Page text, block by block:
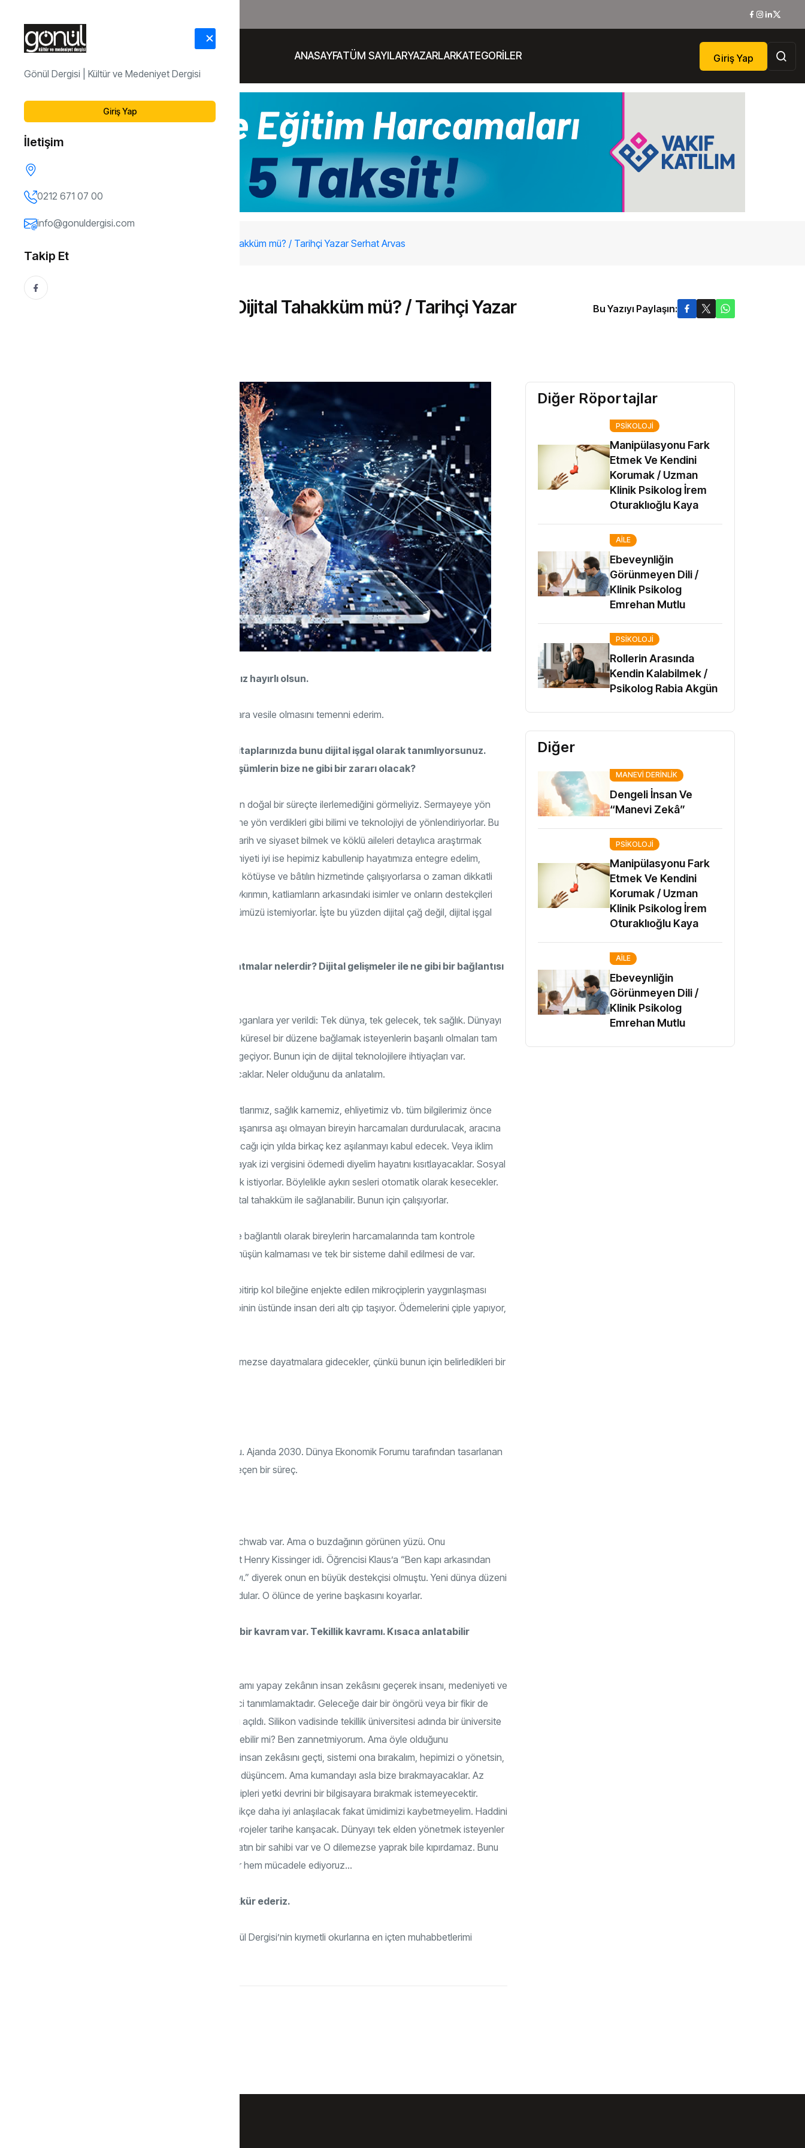
ANASAYFATÜM SAYILARYAZARLARKATEGORİLER
Giriş Yap
Gönül Dergisi | Kültür ve Medeniyet Dergisi
Giriş Yap
İletişim
0212 671 07 00
info@gonuldergisi.com
Takip Et
Dijital Dönüşüm mü? Dijital Tahakküm mü? / Tarihçi Yazar Serhat Arvas
Dijital Dönüşüm mü? Dijital Tahakküm mü? / Tarihçi Yazar
Bu Yazıyı Paylaşın:
Öncelikle hoş geldiniz ve yeni kitabınız hayırlı olsun.
Hoş bulduk. Çok teşekkür ederim. Hayırlara vesile olmasını temenni ederim.
Dijital bir dünya tasarlanıyor ve siz kitaplarınızda bunu dijital işgal olarak tanımlıyorsunuz.
Dünya genelinde yapılan dijital dönüşümlerin bize ne gibi bir zararı olacak?
Öncelikle bilimin ve teknolojik gelişmelerin doğal bir süreçte ilerlemediğini görmeliyiz. Sermayeye yön
verenler tıpkı medyaya ve sağlık sektörüne yön verdikleri gibi bilimi ve teknolojiyi de yönlendiriyorlar. Bu
gerçeği kabullenmek istemeyenler var. Tarih ve siyaset bilmek ve köklü aileleri detaylıca araştırmak
gerekiyor. Dijital dünyayı tasarlayanların niyeti iyi ise hepimiz kabullenip hayatımıza entegre edelim,
dayatmalara direnmeyelim. Ama niyetleri kötüyse ve bâtılın hizmetinde çalışıyorlarsa o zaman dikkatli
olmalıyız. Bugün yaşanan zulümlerin, soykırımın, katliamların arkasındaki isimler ve onların destekçileri
bizim sağlığımızı, güvenliğimizi, özgürlüğümüzü istemiyorlar. İşte bu yüzden dijital çağ değil, dijital işgal
Dayatmalardan bahsettiniz. Bu dayatmalar nelerdir? Dijital gelişmeler ile ne gibi bir bağlantısı
Uluslararası zirvelerde, son yıllarda şu sloganlara yer verildi: Tek dünya, tek gelecek, tek sağlık. Dünyayı
tek bir çatı altından yönetmek ve sistemi küresel bir düzene bağlamak isteyenlerin başarılı olmaları tam
kontrol mekanizmasına sahip olmaktan geçiyor. Bunun için de dijital teknolojilere ihtiyaçları var.
Kabullenmeyen insanlara bunları dayatacaklar. Neler olduğunu da anlatalım.
Dijital Kimlik: Nüfus cüzdanımız, kredi kartlarımız, sağlık karnemiz, ehliyetimiz vb. tüm bilgilerimiz önce
dijital kimlikte toplanacak. Bir pandemi yaşanırsa aşı olmayan bireyin harcamaları durdurulacak, aracına
binemeyecek, hayat şartları çok ağırlaşacağı için yılda birkaç kez aşılanmayı kabul edecek. Veya iklim
kanununa aykırı hareket ederek karbon ayak izi vergisini ödemedi diyelim hayatını kısıtlayacaklar. Sosyal
medya hesaplarını da bunlara dahil etmek istiyorlar. Böylelikle aykırı sesleri otomatik olarak kesecekler.
Tek dünya devleti sadece ve sadece dijital tahakküm ile sağlanabilir. Bunun için çalışıyorlar.
Nakit Paranın Kaldırılması: Anlattıklarım ile bağlantılı olarak bireylerin harcamalarında tam kontrole
gidilmesi, yastık altında para, altın ve gümüşün kalmaması ve tek bir sisteme dahil edilmesi de var.
Deri Altı Çipleme: Kart taşıma devrini de bitirip kol bileğine enjekte edilen mikroçiplerin yaygınlaşması
bekleniyor. Dünya genelinde şu an 200 binin üstünde insan deri altı çip taşıyor. Ödemelerini çiple yapıyor,
Tüm bunlar insanlar tarafından kabul edilmezse dayatmalara gidecekler, çünkü bunun için belirledikleri bir
2030. Çok kolay ulaşılabilecek bir bilgi bu. Ajanda 2030. Dünya Ekonomik Forumu tarafından tasarlanan
ve proje safhasından icraat safhasına geçen bir süreç.
Bu forumun kurucusu ve başkanı Klaus Schwab var. Ama o buzdağının görünen yüzü. Onu
yetiştirenlerden biri dünyaca ünlü siyonist Henry Kissinger idi. Öğrencisi Klaus’a “Ben kapı arkasından
ABD’yi yöneteceğim, sen ise tüm dünyayı.” diyerek onun en büyük destekçisi olmuştu. Yeni dünya düzeni
kurmak isteyen güçler vitrine Klaus’u koydular. O ölünce de yerine başkasını koyarlar.
Bir de kitabınızda yer verdiğiniz yeni bir kavram var. Tekillik kavramı. Kısaca anlatabilir
“Singularity” yani Teknolojik Tekillik kavramı yapay zekânın insan zekâsını geçerek insanı, medeniyeti ve
dünyayı değiştireceğine inanılan bir süreci tanımlamaktadır. Geleceğe dair bir öngörü veya bir fikir de
diyebiliriz. Fakat bu işin bir de üniversitesi açıldı. Silikon vadisinde tekillik üniversitesi adında bir üniversite
var. Peki, yapay zekâ insan zekâsını geçebilir mi? Ben zannetmiyorum. Ama öyle olduğunu
söyleyeceklerdir. Yani bakın yapay zekâ insan zekâsını geçti, sistemi ona bırakalım, hepimizi o yönetsin,
dünyayı o kurtarsın diyecekler. Bu benim düşüncem. Ama kumandayı asla bize bırakmayacaklar. Az
evvel bahsettiğimiz küresel sermaye sahipleri yetki devrini bir bilgisayara bırakmak istemeyecektir.
Burada anlattığım meseleler zaman geçtikçe daha iyi anlaşılacak fakat ümidimizi kaybetmeyelim. Haddini
aşan zıddına döner. Şeytani ve nefsani projeler tarihe karışacak. Dünyayı tek elden yönetmek isteyenler
toprağa karışacak. Bu dünyanın, bu kâinatın bir sahibi var ve O dilemezse yaprak bile kıpırdamaz. Bunu
bildiğimiz için korkmuyor, hem dua ediyor hem mücadele ediyoruz…
Bize zaman ayırdığınız için çok teşekkür ederiz.
Asıl ben teşekkür ederim. Sizlere ve Gönül Dergisi’nin kıymetli okurlarına en içten muhabbetlerimi
Diğer Röportajlar
PSIKOLOJI
Manipülasyonu Fark
Etmek Ve Kendini
Korumak / Uzman
Klinik Psikolog İrem
Oturaklıoğlu Kaya
AILE
Ebeveynliğin
Görünmeyen Dili /
Klinik Psikolog
Emrehan Mutlu
PSIKOLOJI
Rollerin Arasında
Kendin Kalabilmek /
Psikolog Rabia Akgün
Diğer
MANEVI DERINLIK
Dengeli İnsan Ve
“Manevi Zekâ”
PSIKOLOJI
Manipülasyonu Fark
Etmek Ve Kendini
Korumak / Uzman
Klinik Psikolog İrem
Oturaklıoğlu Kaya
AILE
Ebeveynliğin
Görünmeyen Dili /
Klinik Psikolog
Emrehan Mutlu